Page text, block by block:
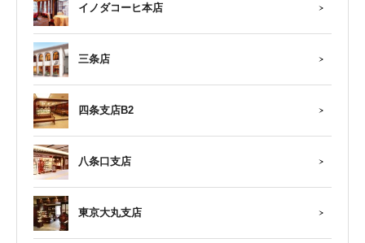
イノダコーヒ本店
三条店
四条支店B2
八条口支店
東京大丸支店